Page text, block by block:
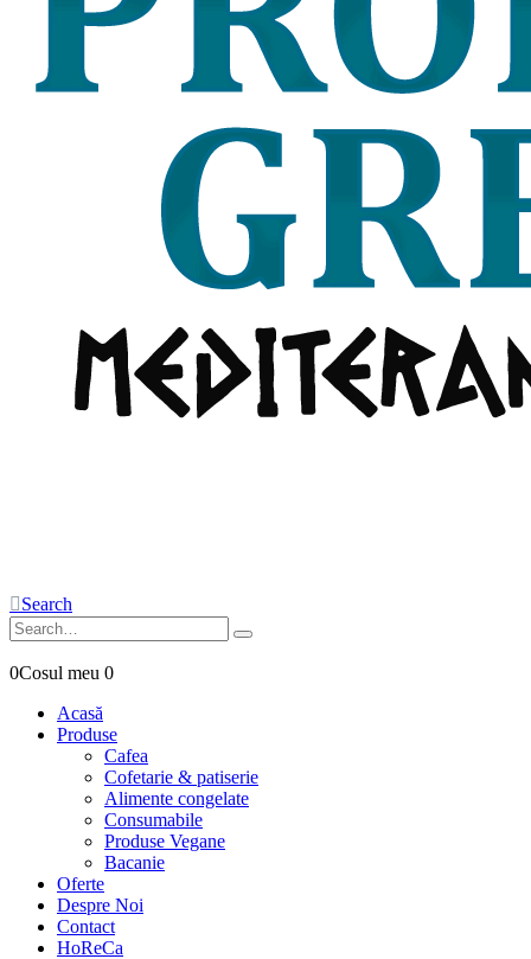
Search
0Cosul meu 0
Acasă
Produse
Cafea
Cofetarie & patiserie
Alimente congelate
Consumabile
Produse Vegane
Bacanie
Oferte
Despre Noi
Contact
HoReCa